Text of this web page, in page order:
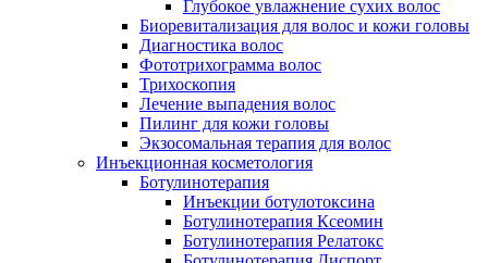
Глубокое увлажнение сухих волос
Биоревитализация для волос и кожи головы
Диагностика волос
Фототрихограмма волос
Трихоскопия
Лечение выпадения волос
Пилинг для кожи головы
Экзосомальная терапия для волос
Инъекционная косметология
Ботулинотерапия
Инъекции ботулотоксина
Ботулинотерапия Ксеомин
Ботулинотерапия Релатокс